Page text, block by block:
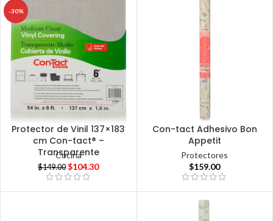
-30%
Protector de Vinil 137×183
cm Con-tact® –
Transparente
Cocina
$149.00 $104.30
Con-tact Adhesivo Bon
Appetit
Protectores
$159.00